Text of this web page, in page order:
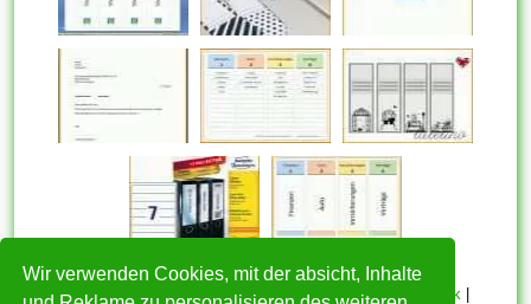
Wir verwenden Cookies, mit der absicht, Inhalte
HOME |Über mich| Datenschutzerklärung|Cookie Politik